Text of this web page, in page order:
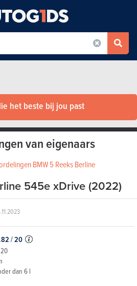
het beste bij jou past
van eigenaars
BMW 5 Reeks Berline
545e xDrive (2022)
/20
dan 6 l